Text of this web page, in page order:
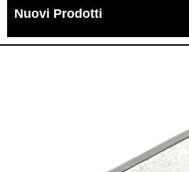
Nuovi Prodotti